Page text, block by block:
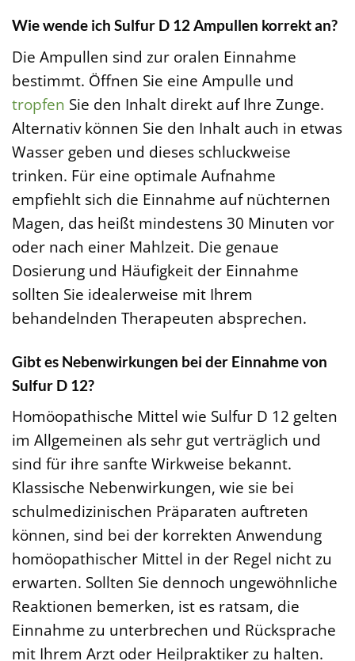
Wie wende ich Sulfur D 12 Ampullen korrekt an?
Die Ampullen sind zur oralen Einnahme
bestimmt. Öffnen Sie eine Ampulle und
tropfen Sie den Inhalt direkt auf Ihre Zunge.
Alternativ können Sie den Inhalt auch in etwas
Wasser geben und dieses schluckweise
trinken. Für eine optimale Aufnahme
empfiehlt sich die Einnahme auf nüchternen
Magen, das heißt mindestens 30 Minuten vor
oder nach einer Mahlzeit. Die genaue
Dosierung und Häufigkeit der Einnahme
sollten Sie idealerweise mit Ihrem
behandelnden Therapeuten absprechen.
Gibt es Nebenwirkungen bei der Einnahme von
Sulfur D 12?
Homöopathische Mittel wie Sulfur D 12 gelten
im Allgemeinen als sehr gut verträglich und
sind für ihre sanfte Wirkweise bekannt.
Klassische Nebenwirkungen, wie sie bei
schulmedizinischen Präparaten auftreten
können, sind bei der korrekten Anwendung
homöopathischer Mittel in der Regel nicht zu
erwarten. Sollten Sie dennoch ungewöhnliche
Reaktionen bemerken, ist es ratsam, die
Einnahme zu unterbrechen und Rücksprache
mit Ihrem Arzt oder Heilpraktiker zu halten.